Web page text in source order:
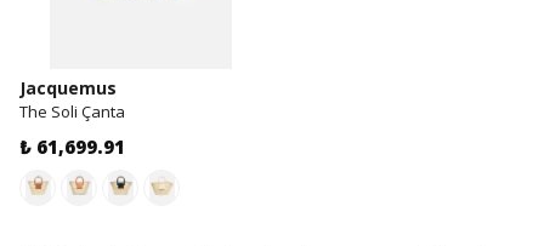
Jacquemus
The Soli Çanta
₺ 61,699.91